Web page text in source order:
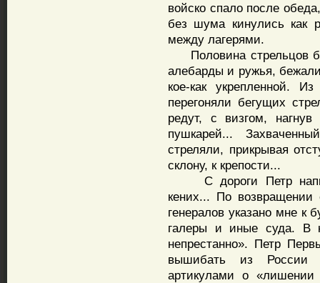
войско спало после
без шума кинулись как
между лагерями.
Половина стрельцов
алебарды и ружья,
кое-как укрепленной.
перегоняли бегущих
редут, с визгом,
пушкарей...
стреляли, прикрывая
склону, к крепости...
С дороги Петр
кених... По возвращении
генералов указано мне к
галеры и иные суда. В
непрестанно». Петр
вышибать из России
артикулами о